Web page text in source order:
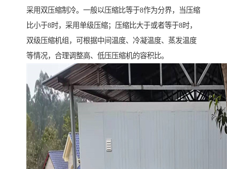
采用双压缩制冷。一般以压缩比等于8作为分界，当压缩
比小于8时，采用单级压缩；压缩比大于或者等于8时，
双级压缩机组，可根据中间温度、冷凝温度、蒸发温度
等情况，合理调整高、低压压缩机的容积比。